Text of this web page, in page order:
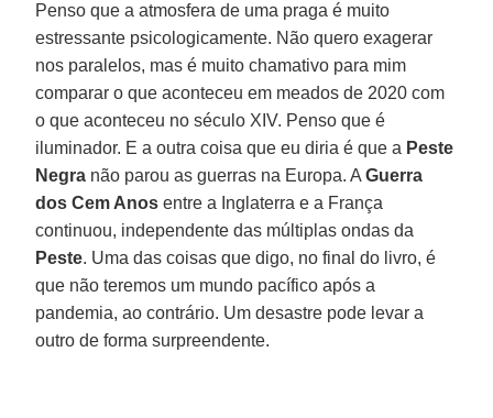
Penso que a atmosfera de uma praga é muito
estressante psicologicamente. Não quero exagerar
nos paralelos, mas é muito chamativo para mim
comparar o que aconteceu em meados de 2020 com
o que aconteceu no século XIV. Penso que é
iluminador. E a outra coisa que eu diria é que a Peste
Negra não parou as guerras na Europa. AGuerra
dos Cem Anos entre a Inglaterra e a França
continuou, independente das múltiplas ondas da
Peste. Uma das coisas que digo, no final do livro, é
que não teremos um mundo pacífico após a
pandemia, ao contrário. Um desastre pode levar a
outro de forma surpreendente.